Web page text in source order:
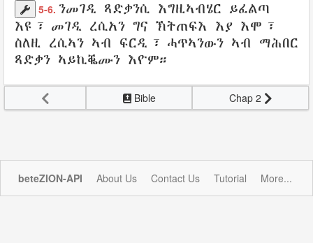
5-6. ንመገዲ ጻድቃንሲ እግዚኣብሄር ይፈልጣ
እዩ፣ መገዲ ረሲአን ግና ኽትጠፍእ እያ እሞ፣
ስለዚ ረሲኣን ኣብ ፍርዲ ፣ ሓጥኣንውን ኣብ ማሕበር
ጻድቃን ኣይኪቘሙን እዮም።
Bible Chap 2
beteZION-API About Us Contact Us Tutorial More...